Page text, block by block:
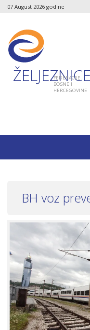
07 August 2026 godine
ŽELJEZNICE
FEDERACIJE
BOSNE I
HERCEGOVINE
BH voz